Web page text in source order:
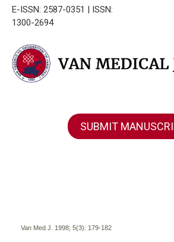
E-ISSN: 2587-0351 | ISSN:
1300-2694
SUBMIT
Van Med J. 1998; 5(3): 179-182